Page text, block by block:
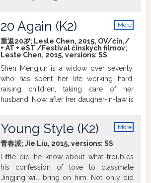
well as by political events. Arrival of the
Liberation Army indeed make them
reconsider their values and views on the
world.
More
20 Again (K2)
重返20岁; Lesle Chen, 2015, OV/čín,/
+ AT + eST /Festival čínskych filmov;
Leste Chen, 2015, versions: SS
Shen Mengjun is a widow over seventy,
who has spent her life working hard,
raising children, taking care of her
husband. Now, after her daugher-in-law is
retirement house, taking a little walk, she
comes across an old photo studio
only have a photo taken, yet she walks
out the studio 50 years younger.
More
Young Style (K2)
青春派; Jie Liu, 2015, versions: SS
Little did he know about what troubles
his confession of love to classmate
Jingjing will bring on him. Not only did